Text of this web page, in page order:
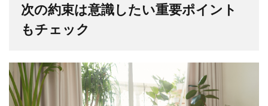
次の約束は意識したい重要ポイント
もチェック